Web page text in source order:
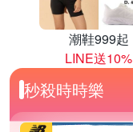
潮鞋999起
LINE送10%
秒殺時時樂